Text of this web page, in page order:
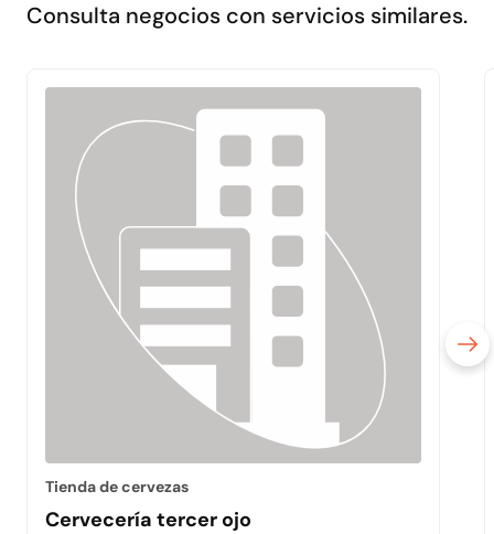
Consulta negocios con servicios similares.
Tienda de cervezas
Cervecería tercer ojo